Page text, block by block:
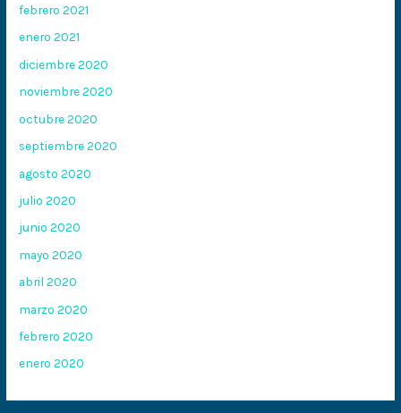
febrero 2021
enero 2021
diciembre 2020
noviembre 2020
octubre 2020
septiembre 2020
agosto 2020
julio 2020
junio 2020
mayo 2020
abril 2020
marzo 2020
febrero 2020
enero 2020